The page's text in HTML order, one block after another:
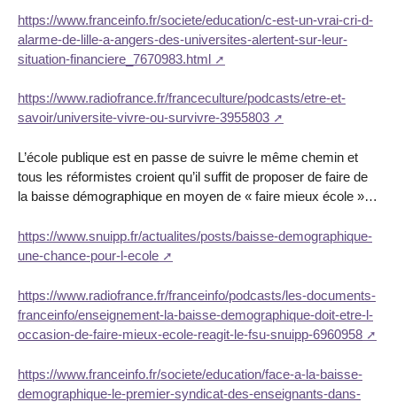
https://www.franceinfo.fr/societe/education/c-est-un-vrai-cri-d-
alarme-de-lille-a-angers-des-universites-alertent-sur-leur-
situation-financiere_7670983.html
https://www.radiofrance.fr/franceculture/podcasts/etre-et-
savoir/universite-vivre-ou-survivre-3955803
L’école publique est en passe de suivre le même chemin et
tous les réformistes croient qu’il suffit de proposer de faire de
la baisse démographique en moyen de « faire mieux école »…
https://www.snuipp.fr/actualites/posts/baisse-demographique-
une-chance-pour-l-ecole
https://www.radiofrance.fr/franceinfo/podcasts/les-documents-
franceinfo/enseignement-la-baisse-demographique-doit-etre-l-
occasion-de-faire-mieux-ecole-reagit-le-fsu-snuipp-6960958
https://www.franceinfo.fr/societe/education/face-a-la-baisse-
demographique-le-premier-syndicat-des-enseignants-dans-